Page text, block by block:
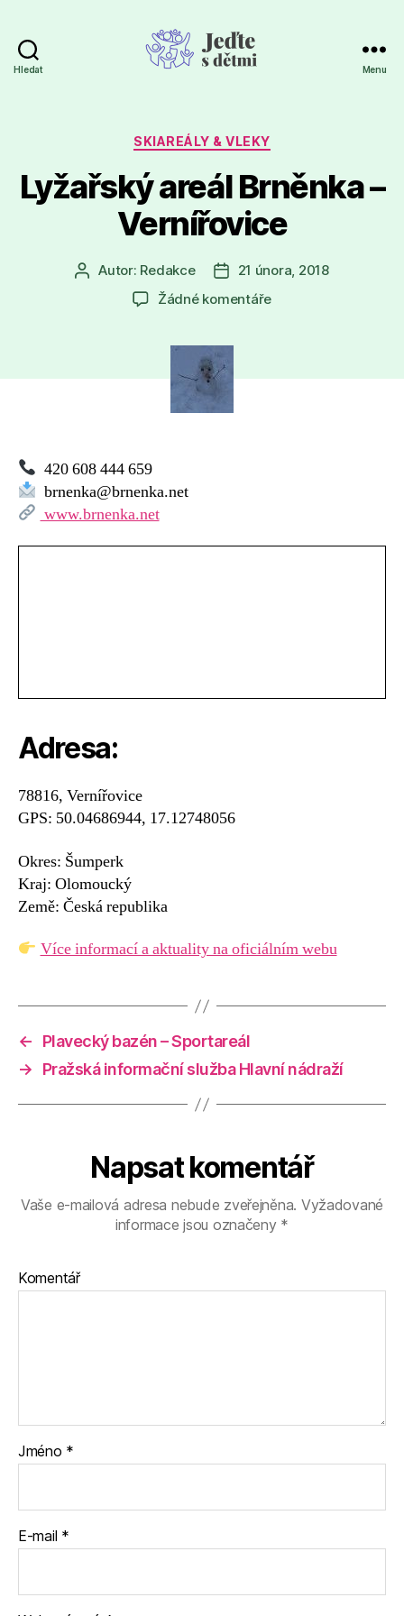
Hledat Menu
Rubriky
SKIAREÁLY & VLEKY
Lyžařský areál Brněnka –
Vernířovice
Autor
příspěvku
Autor: Redakce
Datum
příspěvku
21 února, 2018
Žádné komentářeu
Lyžařský
420 608 444 659
brnenka@brnenka.net
www.brnenka.net
Adresa:
78816, Vernířovice
GPS: 50.04686944, 17.12748056
Okres: Šumperk
Kraj: Olomoucký
Země: Česká republika
Více informací a aktuality na oficiálním webu
←
Plavecký bazén – Sportareál
→
Pražská informační služba Hlavní nádraží
Napsat komentář
Vaše e-mailová adresa nebude zveřejněna. Vyžadované
informace jsou označeny *
Komentář
Jméno *
E-mail *